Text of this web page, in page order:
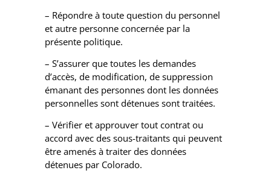
– Répondre à toute question du personnel
et autre personne concernée par la
présente politique.
– S’assurer que toutes les demandes
d’accès, de modification, de suppression
émanant des personnes dont les données
personnelles sont détenues sont traitées.
– Vérifier et approuver tout contrat ou
accord avec des sous-traitants qui peuvent
être amenés à traiter des données
détenues par Colorado.